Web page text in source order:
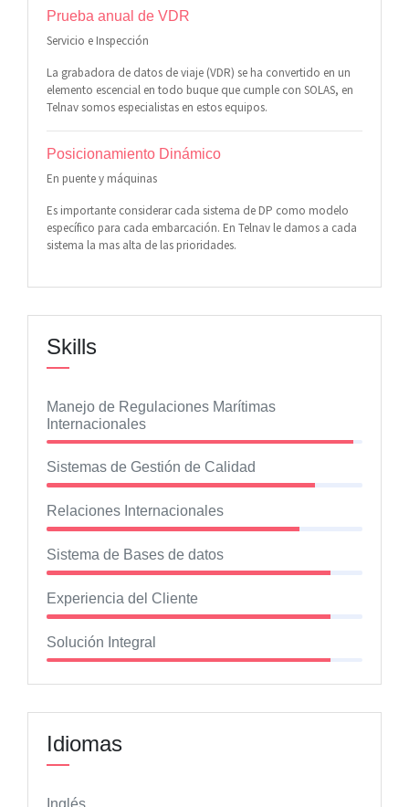
Prueba anual de VDR
Servicio e Inspección
La grabadora de datos de viaje (VDR) se ha convertido en un
elemento escencial en todo buque que cumple con SOLAS, en
Telnav somos especialistas en estos equipos.
Posicionamiento Dinámico
En puente y máquinas
Es importante considerar cada sistema de DP como modelo
específico para cada embarcación. En Telnav le damos a cada
sistema la mas alta de las prioridades.
Skills
Manejo de Regulaciones Marítimas
Internacionales
Sistemas de Gestión de Calidad
Relaciones Internacionales
Sistema de Bases de datos
Experiencia del Cliente
Solución Integral
Idiomas
Inglés